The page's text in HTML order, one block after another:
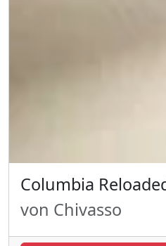
Columbia
von Chivasso